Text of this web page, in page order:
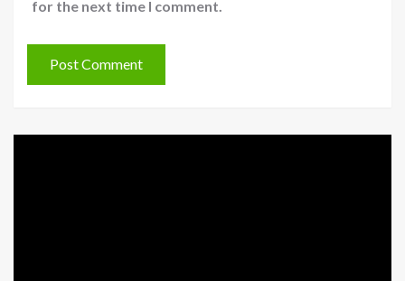
for the next time I comment.